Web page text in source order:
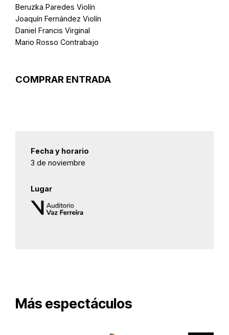
Beruzka Paredes Violín
Joaquín Fernández Violín
Daniel Francis Virginal
Mario Rosso Contrabajo
COMPRAR ENTRADA
Fecha y horario
3 de noviembre
Lugar
Más espectáculos